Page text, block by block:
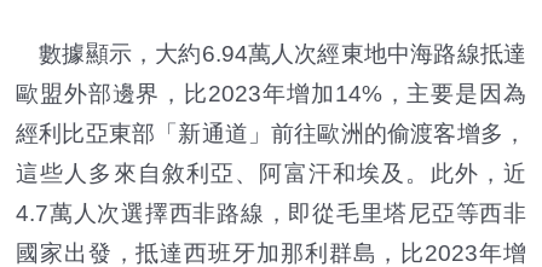
數據顯示，大約6.94萬人次經東地中海路線抵達
歐盟外部邊界，比2023年增加14%，主要是因為
經利比亞東部「新通道」前往歐洲的偷渡客增多，
這些人多來自敘利亞、阿富汗和埃及。此外，近
4.7萬人次選擇西非路線，即從毛里塔尼亞等西非
國家出發，抵達西班牙加那利群島，比2023年增